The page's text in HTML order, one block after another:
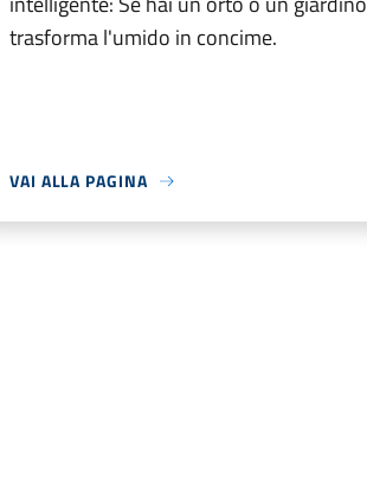
trasforma l'umido in concime.
VAI ALLA PAGINA